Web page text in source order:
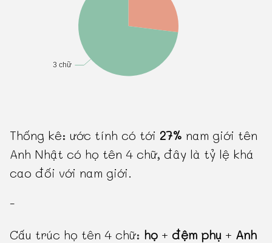
Thống kê: ước tính có tới 27% nam giới tên
Anh Nhật có họ tên 4 chữ, đây là tỷ lệ khá
cao đối với nam giới.
-
Cấu trúc họ tên 4 chữ: họ +đệm phụ + Anh